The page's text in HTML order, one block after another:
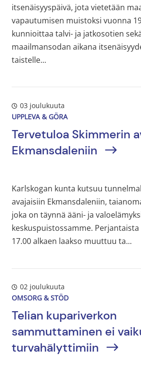
itsenäisyyspäivä, jota vietetään
vapautumisen muistoksi vuonna
kunnioittaa talvi- ja jatkosotien
maailmansodan aikana
taistelle...
03 joulukuuta
UPPLEVA & GÖRA
Tervetuloa Skimmerin
Ekmansdaleniin
Karlskogan kunta kutsuu
avajaisiin Ekmansdaleniin,
joka on täynnä ääni- ja
keskuspuistossamme.
17.00 alkaen laakso muuttuu ta...
02 joulukuuta
OMSORG & STÖD
Telian kupariverkon
sammuttaminen ei
turvahälyttimiin